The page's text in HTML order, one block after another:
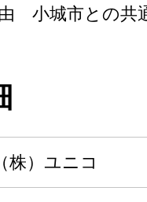
小城市との共
（株）ユニコ